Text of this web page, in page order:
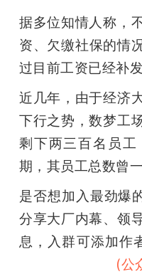
据多位知情人称，
资、欠缴社保的情
过目前工资已经补
近几年，由于经济
下行之势，数梦工
剩下两三百名员
期，其员工总数曾
是否想加入最劲爆
分享大厂内幕、领
息，入群可添加作
(公